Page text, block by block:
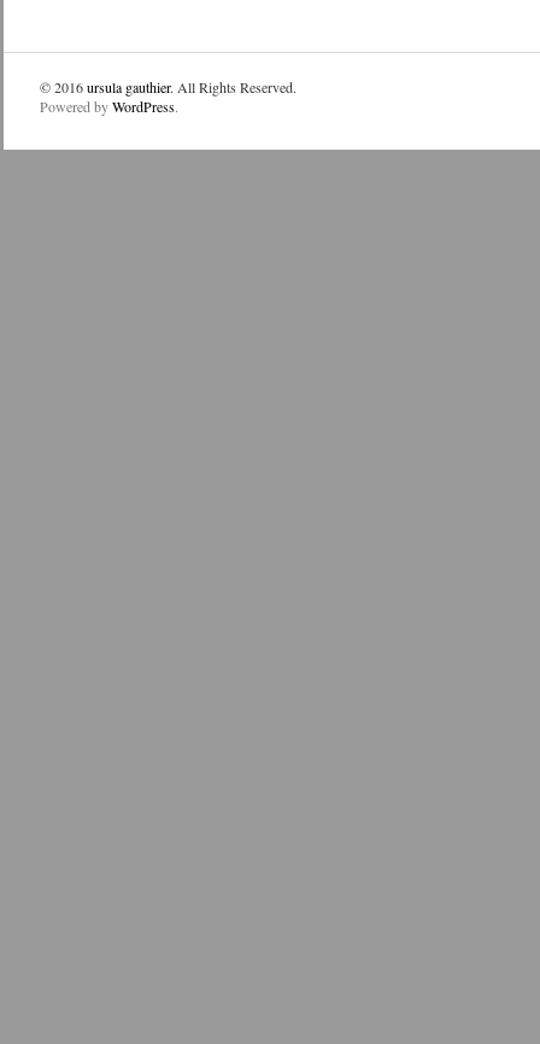
© 2016ursula gauthier. All Rights Reserved.
Powered byWordPress.